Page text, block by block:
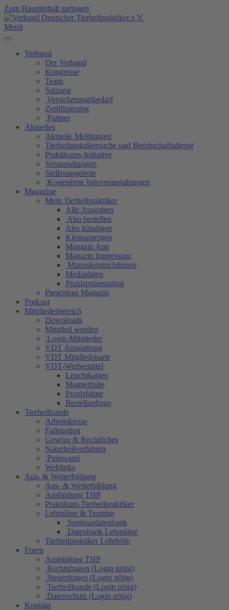
Zum Hauptinhalt springen
Menü
Verband
Der Verband
Kongresse
Team
Satzung
Versicherungsbedarf
Zertifizierung
Partner
Aktuelles
Aktuelle Meldungen
Tierheilpraktikersuche und Bereitschaftsdienst
Praktikums-Initiative
Veranstaltungen
Stellenangebote
Kostenfreie Infoveranstaltungen
Magazine
Mein Tierheilpraktiker
Alle Ausgaben
Abo bestellen
Abo kündigen
Kleinanzeigen
Magazin App
Magazin Impressum
Manuskriptrichtlinien
Mediadaten
Praxispräsentation
Paracelsus Magazin
Podcast
Mitgliederbereich
Downloads
Mitglied werden
Login-Mitglieder
VDT Ausstattung
VDT Mitgliedskarte
VDT-Werbemittel
Leuchtkasten
Magnetfolie
Praxisfahne
Bestellanfrage
Tierheilkunde
Arbeitskreise
Fallstudien
Gesetze & Rechtliches
Naturheilverfahren
Pinnwand
Weblinks
Aus- & Weiterbildung
Aus- & Weiterbildung
Ausbildung THP
Praktikum-Tierheilpraktiker
Lehrpläne & Termine
Seminardatenbank
Datenbank Lehrpläne
Tierheilpraktiker Lehrhöfe
Foren
Ausbildung THP
Rechtsfragen (Login nötig)
Steuerfragen (Login nötig)
Tierheilkunde (Login nötig)
Datenschutz (Login nötig)
Kontakt